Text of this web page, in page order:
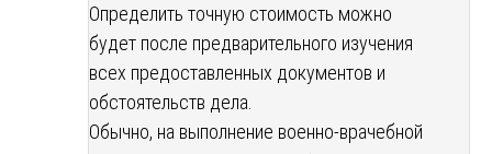
Определить точную стоимость можно
будет после предварительного изучения
всех предоставленных документов и
обстоятельств дела.
Обычно, на выполнение военно-врачебной